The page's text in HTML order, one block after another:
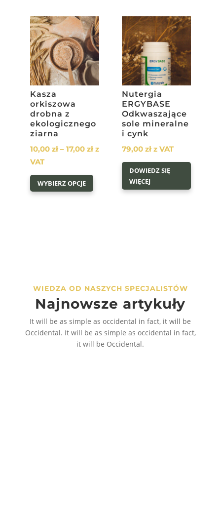
Kasza
orkiszowa
drobna z
ekologicznego
ziarna
10,00 zł – 17,00 złZakres
od
z
VAT
WYBIERZ OPCJE
Ten
stronie
produktu
Nutergia
ERGYBASE
Odkwaszające
sole mineralne
i cynk
79,00zł z VAT
DOWIEDZ SIĘ
WIĘCEJ
WIEDZA OD NASZYCH SPECJALISTÓW
Najnowsze artykuły
It will be as simple as occidental in fact, it will be
Occidental. It will be as simple as occidental in fact,
it will be Occidental.